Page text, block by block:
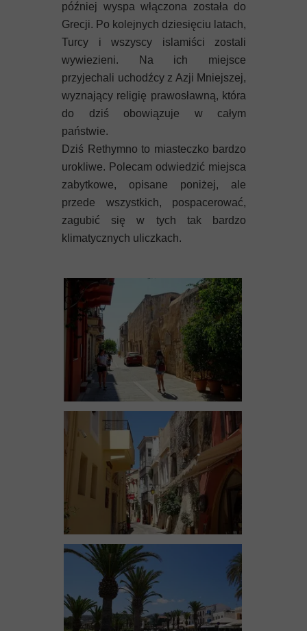
później wyspa włączona została do
Grecji. Po kolejnych dziesięciu latach,
Turcy i wszyscy islamiści zostali
wywiezieni. Na ich miejsce
przyjechali uchodźcy z Azji Mniejszej,
wyznający religię prawosławną, która
do dziś obowiązuje w całym
państwie.
Dziś Rethymno to miasteczko bardzo
urokliwe. Polecam odwiedzić miejsca
zabytkowe, opisane poniżej, ale
przede wszystkich, pospacerować,
zagubić się w tych tak bardzo
klimatycznych uliczkach.